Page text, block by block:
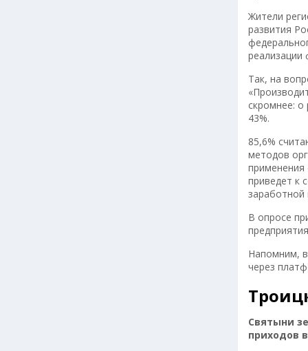
Жители
развития
реализации
Так, на
скромнее: о
43%.
85,6%
методов
применения
приведет к
заработной
В опросе
Напомним, в
через
Святыни
приходов